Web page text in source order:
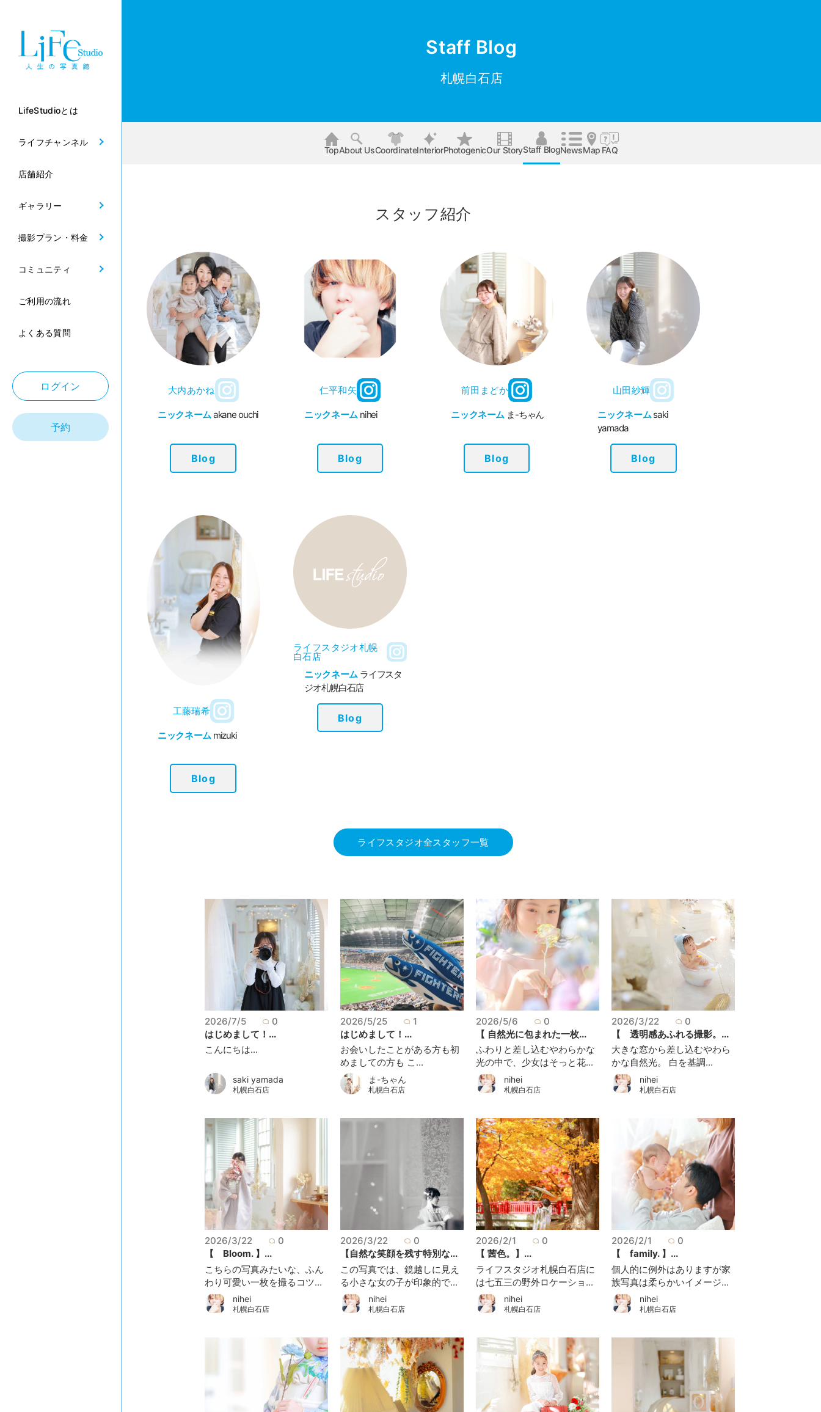
LifeStudioとは
ライフチャンネル
店舗紹介
ギャラリー
撮影プラン・料金
コミュニティ
ご利用の流れ
よくある質問
ログイン
予約
Staff Blog
札幌白石店
TopAbout UsCoordinateInteriorPhotogenicOur StoryStaff BlogNewsMap FAQ
スタッフ紹介
大内あかね
ニックネームakane ouchi
Blog
仁平和矢
ニックネームnihei
Blog
前田まどか
ニックネーム ま-ちゃん
Blog
山田紗輝
ニックネームsaki
yamada
Blog
工藤瑞希
ニックネーム mizuki
Blog
ライフスタジオ札幌
白石店
ニックネームライフスタ
ジオ札幌白石店
Blog
ライフスタジオ全スタッフ一覧
2026/7/5
0
はじめまして！...
こんにちは...
saki yamada
札幌白石店
2026/5/25
1
はじめまして！...
お会いしたことがある方も初
めましての方も こ...
ま-ちゃん
札幌白石店
2026/5/6
0
【 自然光に包まれた一枚...
ふわりと差し込むやわらかな
光の中で、少女はそっと花...
nihei
札幌白石店
2026/3/22
0
【 透明感あふれる撮影。...
大きな窓から差し込むやわら
かな自然光。 白を基調...
nihei
札幌白石店
2026/3/22
0
【 Bloom. 】...
こちらの写真みたいな、ふん
わり可愛い一枚を撮るコツ...
nihei
札幌白石店
2026/3/22
0
【自然な笑顔を残す特別な...
この写真では、鏡越しに見え
る小さな女の子が印象的で...
nihei
札幌白石店
2026/2/1
0
【 茜色。】...
ライフスタジオ札幌白石店に
は七五三の野外ロケーショ...
nihei
札幌白石店
2026/2/1
0
【 family. 】...
個人的に例外はありますが家
族写真は柔らかいイメージ...
nihei
札幌白石店